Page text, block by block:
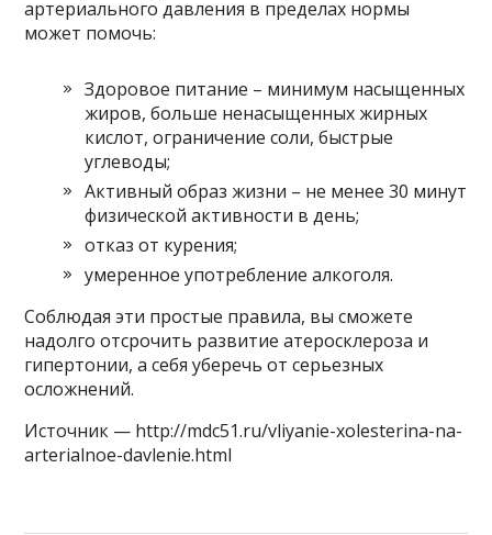
артериального давления в пределах нормы
может помочь:
Здоровое питание – минимум насыщенных
жиров, больше ненасыщенных жирных
кислот, ограничение соли, быстрые
углеводы;
Активный образ жизни – не менее 30 минут
физической активности в день;
отказ от курения;
умеренное употребление алкоголя.
Соблюдая эти простые правила, вы сможете
надолго отсрочить развитие атеросклероза и
гипертонии, а себя уберечь от серьезных
осложнений.
Источник — http://mdc51.ru/vliyanie-xolesterina-na-
arterialnoe-davlenie.html